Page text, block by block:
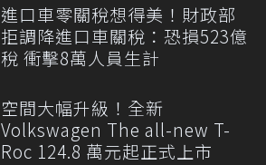
進口車零關稅想得美！財政部
拒調降進口車關稅：恐損523億
稅 衝擊8萬人員生計
空間大幅升級！全新
Volkswagen The all-new T-
Roc 124.8 萬元起正式上市